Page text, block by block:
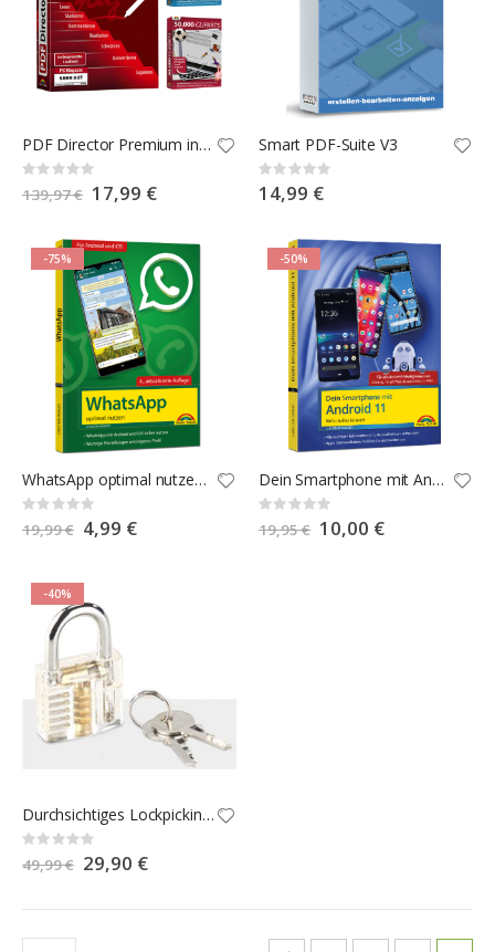
PDF Director Premium inkl. Foto-& Clipart-Sammlung
Rating:
0%
139,97 € Special
Price
17,99 €
Smart PDF-Suite V3
Rating:
0%
14,99 €
-75%
WhatsApp optimal nutzen - 4. Auflage
Rating:
0%
19,99 € Special
Price
4,99 €
-50%
Dein Smartphone mit Android 11
Rating:
0%
19,95 € Special
Price
10,00 €
-40%
Durchsichtiges Lockpicking-Übungsschloss mit 2 Schlüsseln
Rating:
0%
49,99 € Special
Price
29,90 €